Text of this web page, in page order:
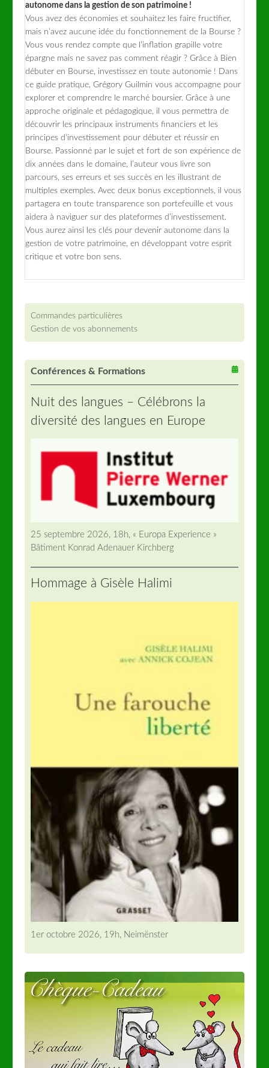
autonome dans la gestion de son patrimoine !
Vous avez des économies et souhaitez les faire fructifier,
mais n’avez aucune idée du fonctionnement de la Bourse ?
Vous vous rendez compte que l’inflation grapille votre
épargne mais ne savez pas comment réagir ? Grâce à Bien
débuter en Bourse, investissez en toute autonomie ! Dans
ce guide pratique, Grégory Guilmin vous accompagne pour
explorer et comprendre le marché boursier. Grâce à une
approche originale et pédagogique, il vous permettra de
découvrir les principaux instruments financiers et les
principes d’investissement pour débuter et réussir en
Bourse. Passionné par le sujet et fort de son expérience de
dix années dans le domaine, l’auteur vous livre son
parcours, ses erreurs et ses succès en les illustrant de
multiples exemples. Avec deux bonus exceptionnels, il vous
partagera en toute transparence son portefeuille et vous
aidera à naviguer sur des plateformes d’investissement.
Vous aurez ainsi les clés pour devenir autonome dans la
gestion de votre patrimoine, en développant votre esprit
critique et votre bon sens.
Commandes particulières
Gestion de vos abonnements
Conférences & Formations
Nuit des langues – Célébrons la
diversité des langues en Europe
25 septembre 2026, 18h, « Europa Experience »
Bâtiment Konrad Adenauer Kirchberg
Hommage à Gisèle Halimi
1er octobre 2026, 19h, Neimënster